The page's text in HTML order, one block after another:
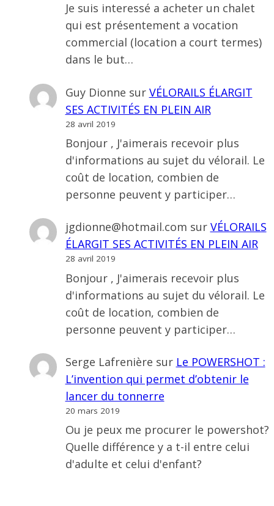
Je suis interessé a acheter un chalet
qui est présentement a vocation
commercial (location a court termes)
dans le but…
Guy Dionne sur VÉLORAILS ÉLARGIT
SES ACTIVITÉS EN PLEIN AIR
28 avril 2019
Bonjour , J'aimerais recevoir plus
d'informations au sujet du vélorail. Le
coût de location, combien de
personne peuvent y participer…
jgdionne@hotmail.com sur VÉLORAILS
ÉLARGIT SES ACTIVITÉS EN PLEIN AIR
28 avril 2019
Bonjour , J'aimerais recevoir plus
d'informations au sujet du vélorail. Le
coût de location, combien de
personne peuvent y participer…
Serge Lafrenière sur Le POWERSHOT :
L’invention qui permet d’obtenir le
lancer du tonnerre
20 mars 2019
Ou je peux me procurer le powershot?
Quelle différence y a t-il entre celui
d'adulte et celui d'enfant?